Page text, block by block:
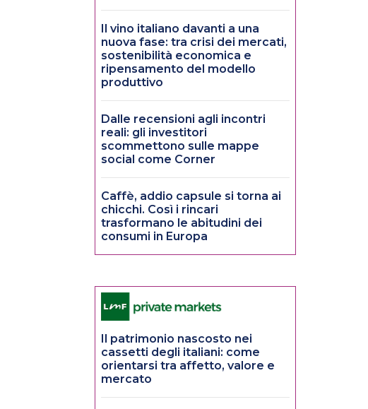
Il vino italiano davanti a una
nuova fase: tra crisi dei mercati,
sostenibilità economica e
ripensamento del modello
produttivo
Dalle recensioni agli incontri
reali: gli investitori
scommettono sulle mappe
social come Corner
Caffè, addio capsule si torna ai
chicchi. Così i rincari
trasformano le abitudini dei
consumi in Europa
Il patrimonio nascosto nei
cassetti degli italiani: come
orientarsi tra affetto, valore e
mercato